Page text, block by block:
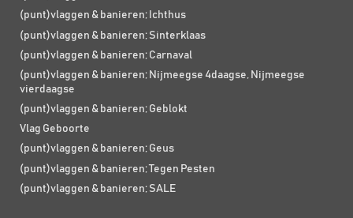
(punt)vlaggen & banieren; Ichthus
(punt)vlaggen & banieren; Sinterklaas
(punt)vlaggen & banieren; Carnaval
(punt)vlaggen & banieren; Nijmeegse 4daagse, Nijmeegse
vierdaagse
(punt)vlaggen & banieren; Geblokt
Vlag Geboorte
(punt)vlaggen & banieren; Geus
(punt)vlaggen & banieren; Tegen Pesten
(punt)vlaggen & banieren; SALE